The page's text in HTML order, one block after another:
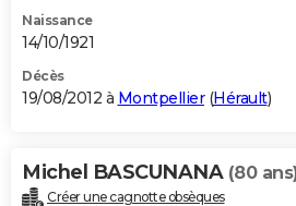
Naissance
14/10/1921
Décès
19/08/2012 à Montpellier(Hérault)
Michel BASCUNANA (80
Créer une cagnotte obsèques